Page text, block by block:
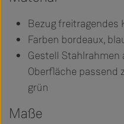
Bezug freitragendes
Farben bordeaux,
Gestell
Oberfläche passend
grün
Maße